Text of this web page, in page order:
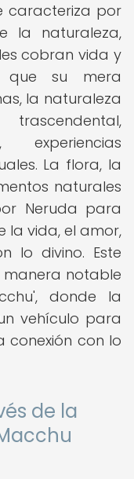
caracteriza por
la naturaleza,
cobran vida y
que su mera
la naturaleza
experiencias
La flora, la
naturales
Neruda para
la vida, el amor,
lo divino. Este
manera notable
donde la
vehículo para
conexión con lo
de la